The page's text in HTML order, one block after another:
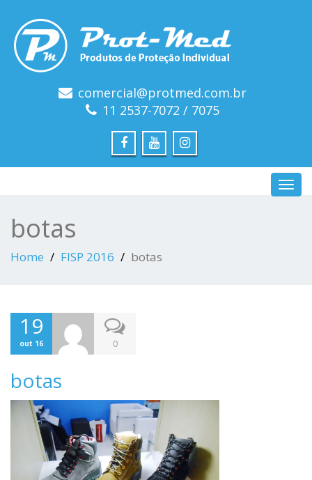
comercial@protmed.com.br
11 2537-7072 / 7075
botas
Home FISP 2016 botas
19
out 16 0
botas